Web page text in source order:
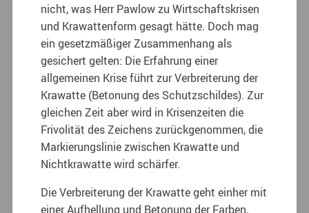
nicht, was Herr Pawlow zu Wirtschaftskrisen
und Krawattenform gesagt hätte. Doch mag
ein gesetzmäßiger Zusammenhang als
gesichert gelten: Die Erfahrung einer
allgemeinen Krise führt zur Verbreiterung der
Krawatte (Betonung des Schutzschildes). Zur
gleichen Zeit aber wird in Krisenzeiten die
Frivolität des Zeichens zurückgenommen, die
Markierungslinie zwischen Krawatte und
Nichtkrawatte wird schärfer.
Die Verbreiterung der Krawatte geht einher mit
einer Aufhellung und Betonung der Farben,